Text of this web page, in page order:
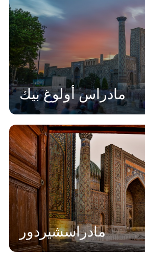
مادراس أولوغ بيك
مادراسشيردور